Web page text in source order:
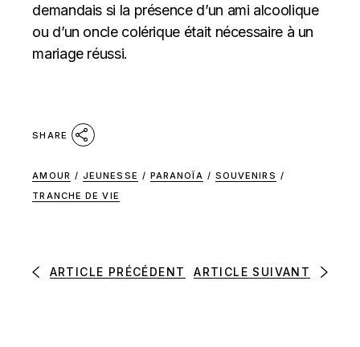
demandais si la présence d’un ami alcoolique
ou d’un oncle colérique était nécessaire à un
mariage réussi.
SHARE
AMOUR / JEUNESSE / PARANOÏA / SOUVENIRS /
TRANCHE DE VIE
ARTICLE PRÉCÉDENT ARTICLE SUIVANT